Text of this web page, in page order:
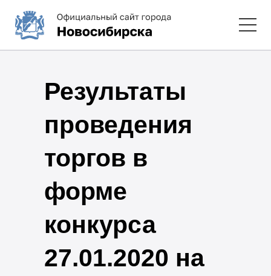
Результаты
проведения
торгов в
форме
конкурса
27.01.2020 на